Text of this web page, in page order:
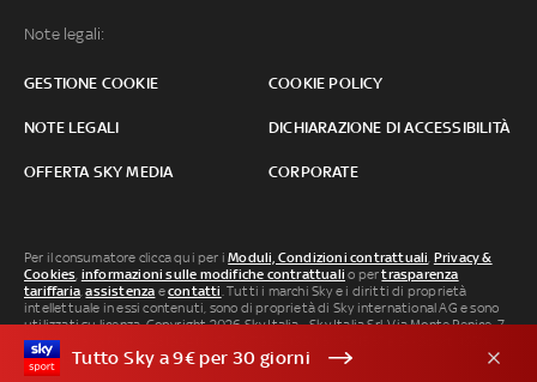
Note legali:
GESTIONE COOKIE COOKIE POLICY
NOTE LEGALI DICHIARAZIONE DI ACCESSIBILITÀ
OFFERTA SKY MEDIA CORPORATE
Per il consumatore clicca qui per iModuli, Condizioni contrattuali Privacy &
Cookies informazioni sulle modifiche contrattuali o pertrasparenza
tariffaria ,assistenza econtatti . Tutti i marchi Sky e i diritti di proprietà
intellettuale in essi contenuti, sono di proprietà di Sky international AG e sono
utilizzati su licenza. Copyright 2026 Sky Italia - Sky Italia Srl Via Monte Penice, 7 -
20138 Milano P.IVA 04619241005. SkyTG24: ISSN 3035-1537 e SkySport: ISSN
3035-1545.Segnalazione Abusi
Tutto Sky a 9€ per 30 giorni